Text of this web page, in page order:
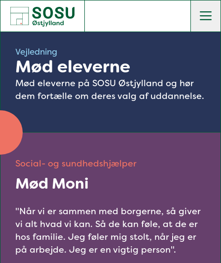
SOSU Østjylland | Gør dig klogere på livet
Vejledning
Mød eleverne
Mød eleverne på SOSU Østjylland og hør
dem fortælle om deres valg af uddannelse.
Social- og sundhedshjælper
Mød Moni
"Når vi er sammen med borgerne, så giver
vi alt hvad vi kan. Så de kan føle, at de er
hos familie. Jeg føler mig stolt, når jeg er
på arbejde. Jeg er en vigtig person".